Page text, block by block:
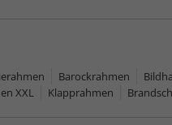
Barockrahmen
XXL
Klapprahmen